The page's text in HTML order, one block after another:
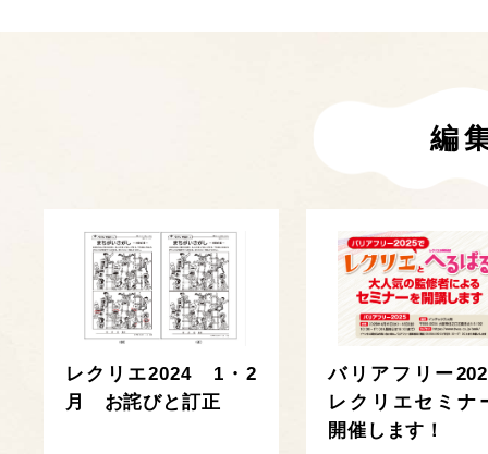
編
レクリエ2024 1・2
月 お詫びと訂正
バリアフリー
レクリエセミナ
開催します！